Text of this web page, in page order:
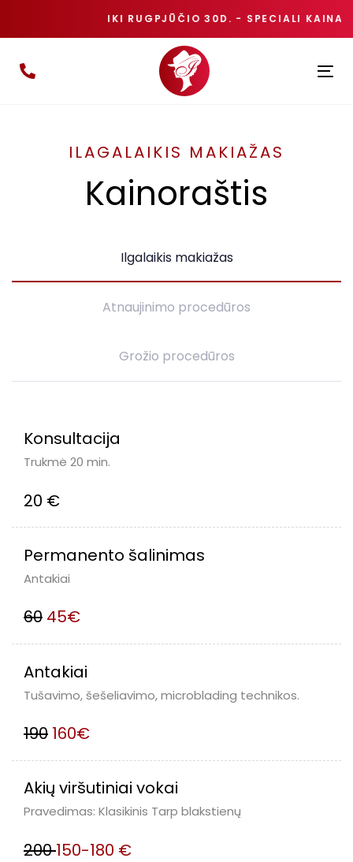
IKI RUGPJŪČIO 30D. - SPECIALI KAINA
ILAGALAIKIS MAKIAŽAS
Kainoraštis
Ilgalaikis makiažas
Atnaujinimo procedūros
Grožio procedūros
Konsultacija
Trukmė 20 min.
20 €
Permanento šalinimas
Antakiai
60 45€
Antakiai
Tušavimo, šešeliavimo, microblading technikos.
190 160€
Akių viršutiniai vokai
Pravedimas: Klasikinis Tarp blakstienų
200150-180 €